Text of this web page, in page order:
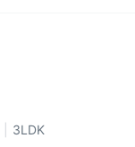
3LDK